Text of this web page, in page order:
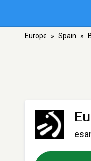
Europe » Spain »